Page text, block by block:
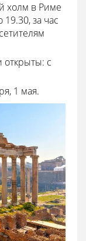
холм в Риме
за час
открыты: с
1 мая.